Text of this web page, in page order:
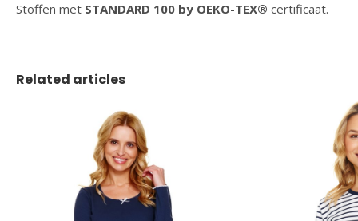
Stoffen met STANDARD 100 by OEKO-TEX® certificaat.
Related articles